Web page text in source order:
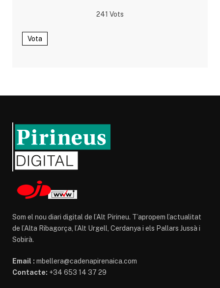
241 Vots
Vota
Som el nou diari digital de l’Alt Pirineu. T’apropem l’actualitat
de l’Alta Ribagorça, l’Alt Urgell, Cerdanya i els Pallars Jussà i
Sobirà.
Email : mbellera@cadenapirenaica.com
Contacte: +34 653 14 37 29